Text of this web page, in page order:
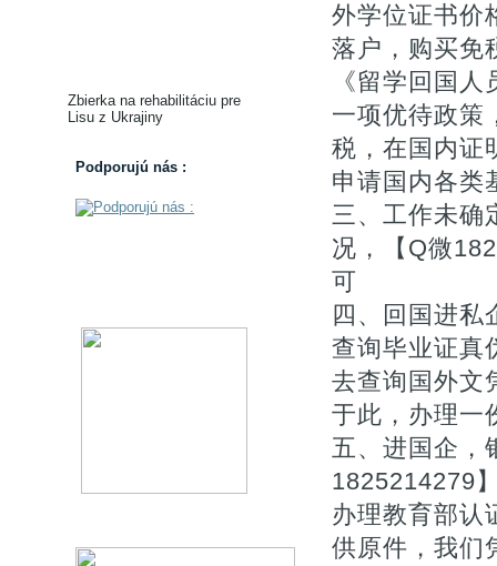
Zbierka na rehabilitáciu pre
Lisu z Ukrajiny
Podporujú nás :
外学位证书价
落户，购买免
《留学回国
一项优待政策
税，在国内证
申请国内各类
三、工作未确
况，【Q微
可
四、回国进私
查询毕业证真
去查询国外文
于此，办理一
五、进国企，
1825214279
办理教育部认
供原件，我们